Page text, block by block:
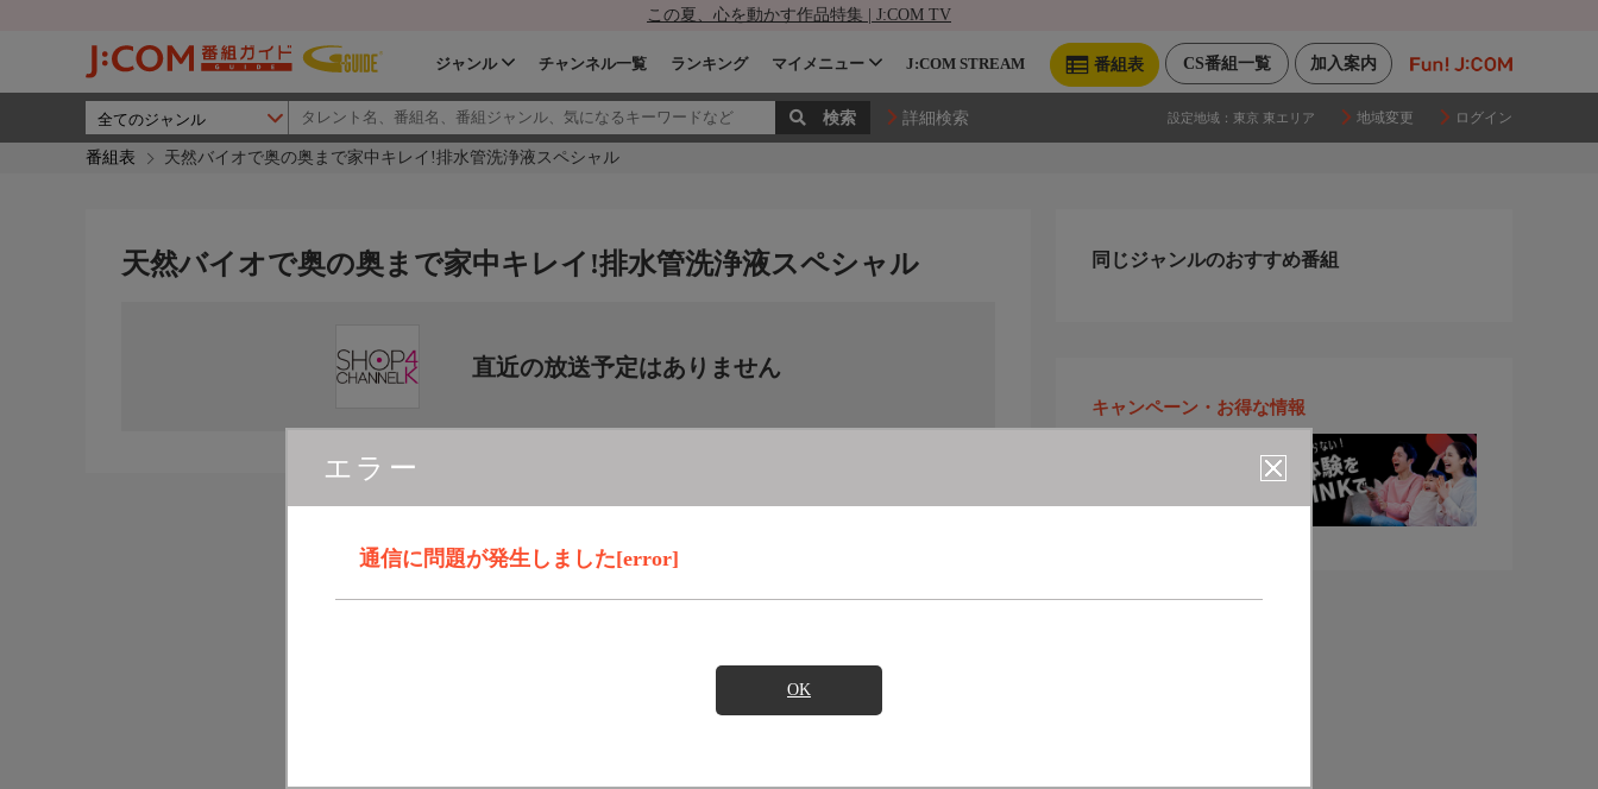
この夏、心を動かす作品特集 | J:COM TV
加入案内
CS番組一覧
番組表
ジャンル チャンネル一覧 ランキング マイメニュー J:COM STREAM
詳細検索 設定地域： 東京 東エリア 地域変更 ログイン
番組表 天然バイオで奥の奥まで家中キレイ!排水管洗浄液スペシャル
エラー
通信に問題が発生しました[error]
OK
天然バイオで奥の奥まで家中キレイ!排水管洗浄液スペシャル
直近の放送予定はありません
同じジャンルのおすすめ番組
キャンペーン・お得な情報